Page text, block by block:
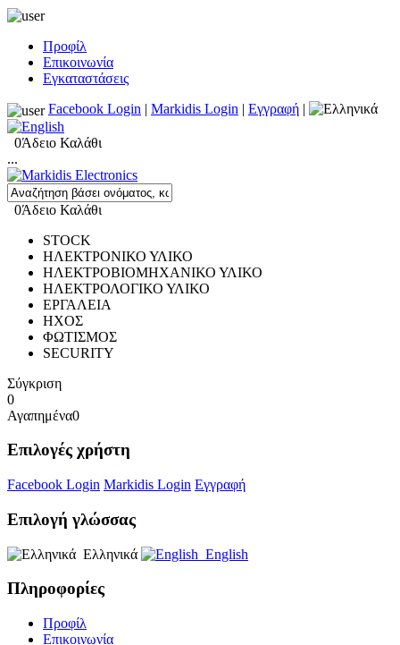
Προφίλ
Επικοινωνία
Εγκαταστάσεις
Facebook Login | Markidis Login | Εγγραφή |
0Άδειο Καλάθι
...
0Άδειο Καλάθι
STOCK
ΗΛΕΚΤΡΟΝΙΚΟ ΥΛΙΚΟ
ΗΛΕΚΤΡΟΒΙΟΜΗΧΑΝΙΚΟ ΥΛΙΚΟ
ΗΛΕΚΤΡΟΛΟΓΙΚΟ ΥΛΙΚΟ
ΕΡΓΑΛΕΙΑ
ΗΧΟΣ
ΦΩΤΙΣΜΟΣ
SECURITY
Σύγκριση
0
Αγαπημένα0
Επιλογές χρήστη
Facebook Login Markidis Login Εγγραφή
Επιλογή γλώσσας
Ελληνικά English
Πληροφορίες
Προφίλ
Επικοινωνία